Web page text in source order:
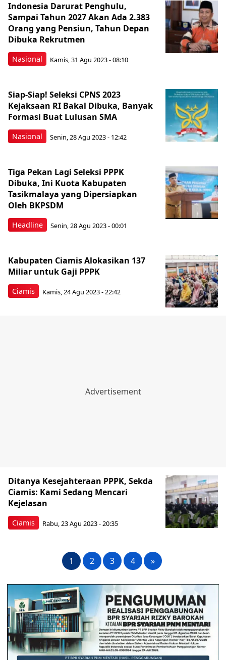
Nasional
Indonesia Darurat Penghulu,
Sampai Tahun 2027 Akan Ada 2.383
Orang yang Pensiun, Tahun Depan
Dibuka Rekrutmen
Kamis, 31 Agu 2023 - 08:10
Nasional
Siap-Siap! Seleksi CPNS 2023
Kejaksaan RI Bakal Dibuka, Banyak
Formasi Buat Lulusan SMA
Senin, 28 Agu 2023 - 12:42
Headline
Tiga Pekan Lagi Seleksi PPPK
Dibuka, Ini Kuota Kabupaten
Tasikmalaya yang Dipersiapkan
Oleh BKPSDM
Senin, 28 Agu 2023 - 00:01
Ciamis
Kabupaten Ciamis Alokasikan 137
Miliar untuk Gaji PPPK
Kamis, 24 Agu 2023 - 22:42
Ciamis
Ditanya Kesejahteraan PPPK, Sekda
Ciamis: Kami Sedang Mencari
Kejelasan
Rabu, 23 Agu 2023 - 20:35
1 2 3 4 »